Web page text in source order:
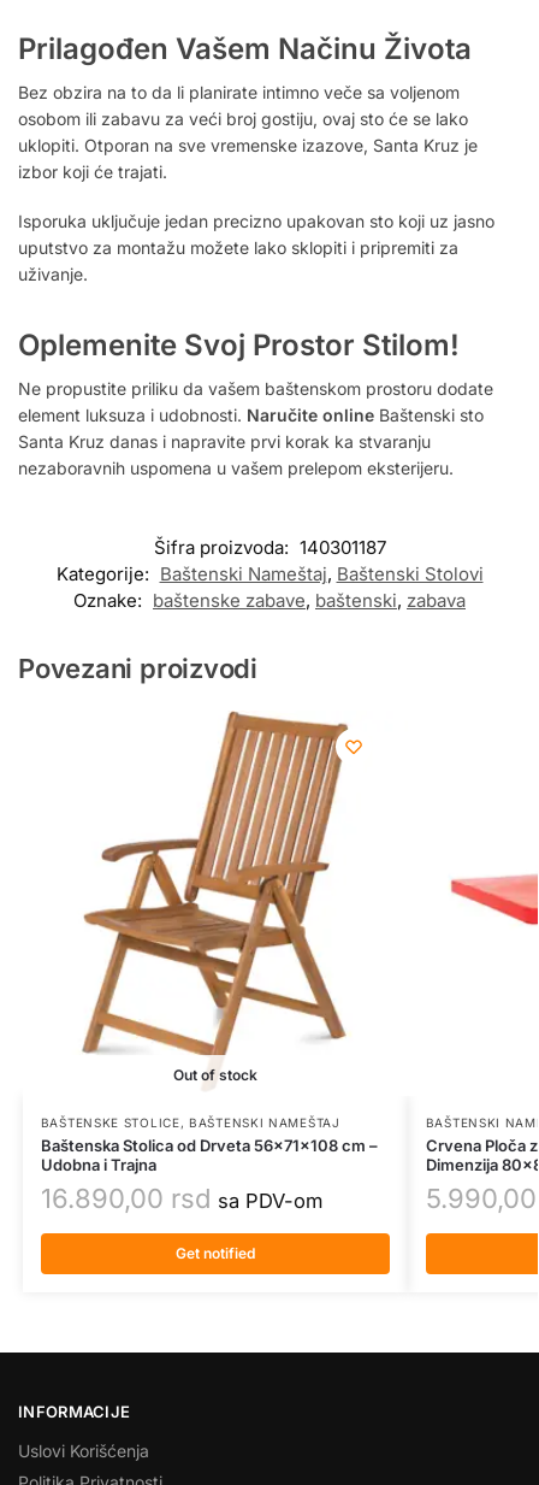
Prilagođen Vašem Načinu Života
Bez obzira na to da li planirate intimno veče sa voljenom
osobom ili zabavu za veći broj gostiju, ovaj sto će se lako
uklopiti. Otporan na sve vremenske izazove, Santa Kruz je
izbor koji će trajati.
Isporuka uključuje jedan precizno upakovan sto koji uz jasno
uputstvo za montažu možete lako sklopiti i pripremiti za
uživanje.
Oplemenite Svoj Prostor Stilom!
Ne propustite priliku da vašem baštenskom prostoru dodate
element luksuza i udobnosti. Naručite online Baštenski sto
Santa Kruz danas i napravite prvi korak ka stvaranju
nezaboravnih uspomena u vašem prelepom eksterijeru.
Šifra proizvoda: 140301187
Kategorije: Baštenski Nameštaj, Baštenski Stolovi
Oznake: baštenske zabave, baštenski, zabava
Povezani proizvodi
Out of stock
BAŠTENSKE STOLICE,BAŠTENSKI NAMEŠTAJ
Baštenska Stolica od Drveta 56x71x108 cm –
Udobna i Trajna
16.890,00 rsd sa PDV-om
Get notified
BAŠTENSKI
Crvena Ploča
Dimenzija
INFORMACIJE
Uslovi Korišćenja